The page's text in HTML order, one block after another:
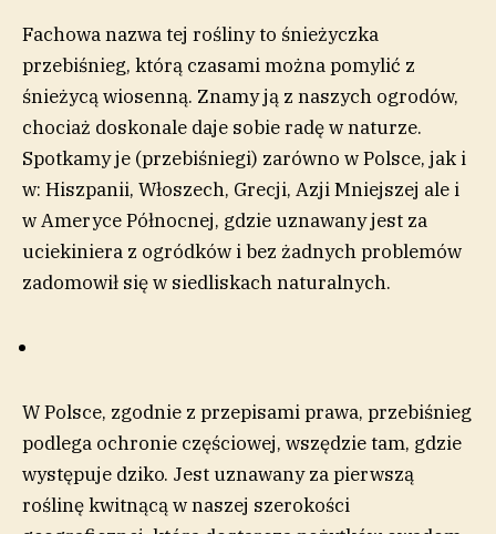
Fachowa nazwa tej rośliny to śnieżyczka
przebiśnieg, którą czasami można pomylić z
śnieżycą wiosenną. Znamy ją z naszych ogrodów,
chociaż doskonale daje sobie radę w naturze.
Spotkamy je (przebiśniegi) zarówno w Polsce, jak i
w: Hiszpanii, Włoszech, Grecji, Azji Mniejszej ale i
w Ameryce Północnej, gdzie uznawany jest za
uciekiniera z ogródków i bez żadnych problemów
zadomowił się w siedliskach naturalnych.
W Polsce, zgodnie z przepisami prawa, przebiśnieg
podlega ochronie częściowej, wszędzie tam, gdzie
występuje dziko. Jest uznawany za pierwszą
roślinę kwitnącą w naszej szerokości